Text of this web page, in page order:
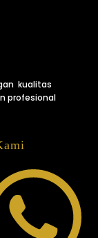
kualitas
profesional